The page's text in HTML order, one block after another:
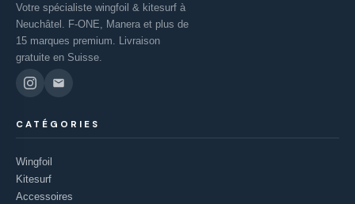
Votre spécialiste wingfoil & kitesurf à
Neuchâtel. F-ONE, Manera et plus de
15 marques premium. Livraison
gratuite en Suisse.
CATÉGORIES
Wingfoil
Kitesurf
Accessoires